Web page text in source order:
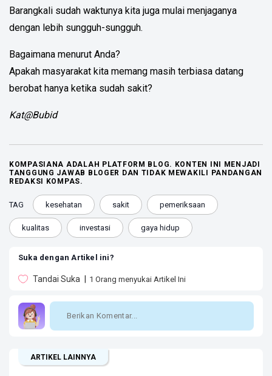
Barangkali sudah waktunya kita juga mulai menjaganya
dengan lebih sungguh-sungguh.
Bagaimana menurut Anda?
Apakah masyarakat kita memang masih terbiasa datang
berobat hanya ketika sudah sakit?
Kat@Bubid
KOMPASIANA ADALAH PLATFORM BLOG. KONTEN INI MENJADI
TANGGUNG JAWAB BLOGER DAN TIDAK MEWAKILI PANDANGAN
REDAKSI KOMPAS.
TAG kesehatan sakit pemeriksaan
kualitas investasi gaya hidup
Suka dengan Artikel ini?
Tandai Suka 1 Orang menyukai Artikel Ini
ARTIKEL LAINNYA